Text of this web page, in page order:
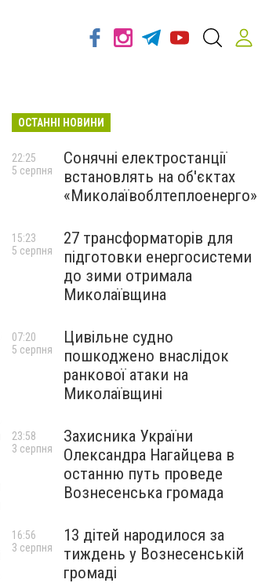
ОСТАННІ НОВИНИ
Сонячні електростанції
встановлять на об'єктах
«Миколаївоблтеплоенерго»
22:25
5 серпня
27 трансформаторів для
підготовки енергосистеми
до зими отримала
Миколаївщина
15:23
5 серпня
Цивільне судно
пошкоджено внаслідок
ранкової атаки на
Миколаївщині
07:20
5 серпня
Захисника України
Олександра Нагайцева в
останню путь проведе
Вознесенська громада
23:58
3 серпня
13 дітей народилося за
тиждень у Вознесенській
громаді
16:56
3 серпня